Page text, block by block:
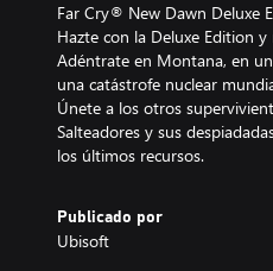
Far Cry® New Dawn Deluxe
Hazte con la Deluxe Edition
Adéntrate en Montana, en
una catástrofe nuclear
Únete a los otros
Salteadores y sus
los últimos recursos.
Publicado por
Ubisoft